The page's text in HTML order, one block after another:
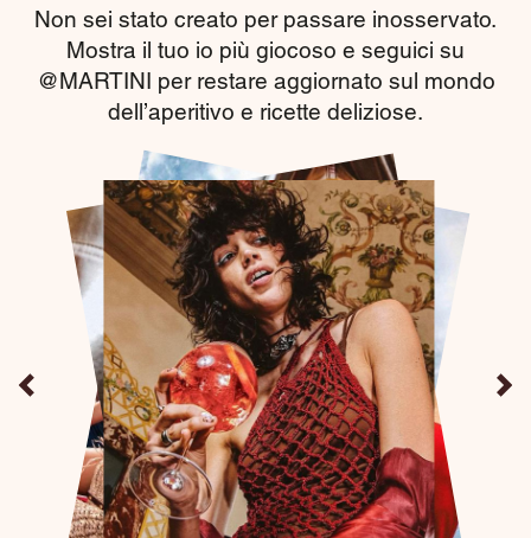
Non sei stato creato per passare inosservato.
Mostra il tuo io più giocoso e seguici su
@MARTINI per restare aggiornato sul mondo
dell’aperitivo e ricette deliziose.